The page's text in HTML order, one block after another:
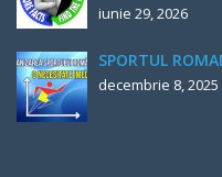
iunie 29, 2026
SPORTUL
decembrie 8, 2025